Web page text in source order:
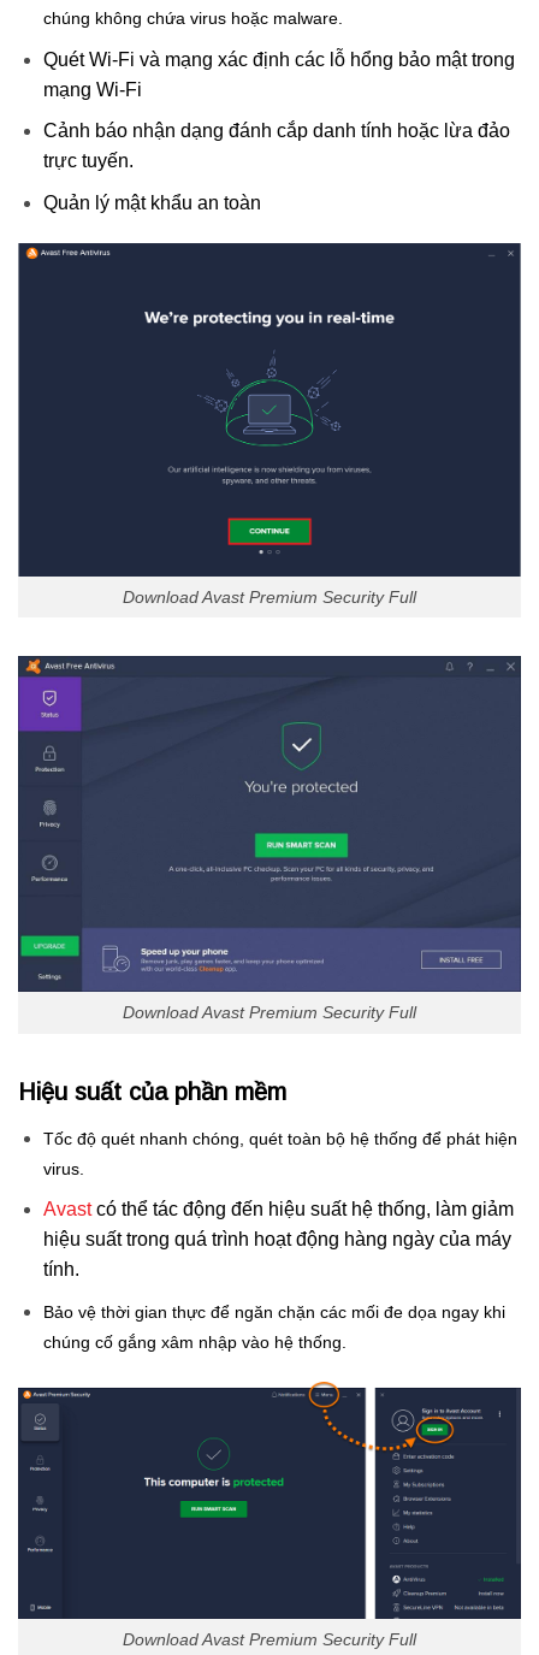
chúng không chứa virus hoặc malware.
Quét Wi-Fi và mạng xác định các lỗ hổng bảo mật trong
mạng Wi-Fi
Cảnh báo nhận dạng đánh cắp danh tính hoặc lừa đảo
trực tuyến.
Quản lý mật khẩu an toàn
Download Avast Premium Security Full
Download Avast Premium Security Full
Hiệu suất của phần mềm
Tốc độ quét nhanh chóng, quét toàn bộ hệ thống để phát hiện
virus.
Avastcó thể tác động đến hiệu suất hệ thống, làm giảm
hiệu suất trong quá trình hoạt động hàng ngày của máy
tính.
Bảo vệ thời gian thực để ngăn chặn các mối đe dọa ngay khi
chúng cố gắng xâm nhập vào hệ thống.
Download Avast Premium Security Full